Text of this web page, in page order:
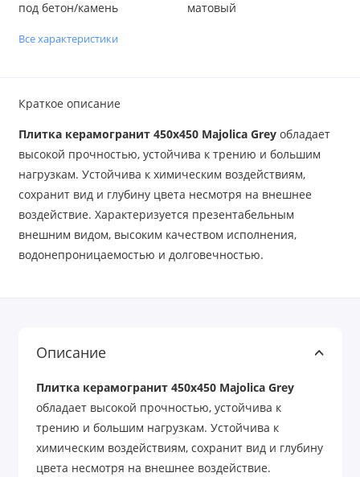
под бетон/камень матовый
Все характеристики
Краткое описание
Плитка керамогранит 450х450 Majolica Greyобладает
высокой прочностью, устойчива к трению и большим
нагрузкам. Устойчива к химическим воздействиям,
сохранит вид и глубину цвета несмотря на внешнее
воздействие. Характеризуется презентабельным
внешним видом, высоким качеством исполнения,
водонепроницаемостью и долговечностью.
Описание
Плитка керамогранит 450х450 Majolica Grey
обладает высокой прочностью, устойчива к
трению и большим нагрузкам. Устойчива к
химическим воздействиям, сохранит вид и глубину
цвета несмотря на внешнее воздействие.